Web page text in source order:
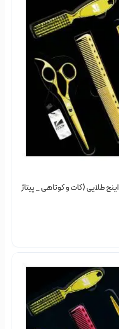
ست قیچی آرایشگری فینی 6اینچ طلایی (کات و کوتاهی _ پیتاژ